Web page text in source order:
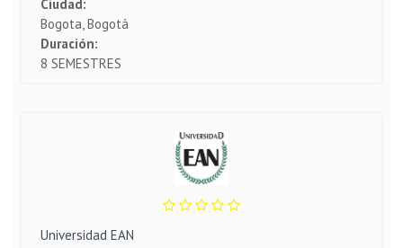
Ciudad:
Bogota, Bogotá
Duración:
8 SEMESTRES
Universidad EAN